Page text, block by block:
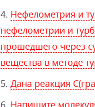
Нефелометрия и
нефелометрии и
прошедшего через
вещества в методе
Дана реакция
Напишите